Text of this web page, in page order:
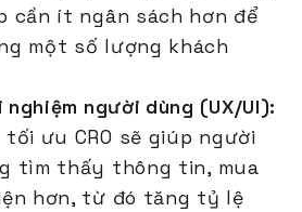
cần ít ngân sách hơn để
một số lượng khách
người dùng (UX/UI):
ưu CRO sẽ giúp người
tìm thấy thông tin, mua
hơn, từ đó tăng tỷ lệ